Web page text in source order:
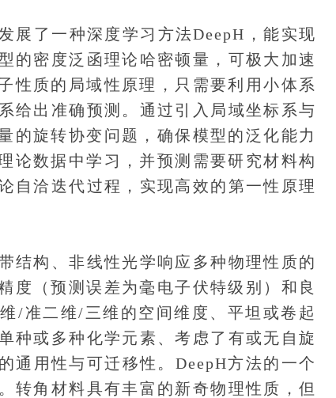
了一种深度学习方法DeepH，能实现
的密度泛函理论哈密顿量，可极大加速
性质的局域性原理，只需要利用小体系
给出准确预测。通过引入局域坐标系与
的旋转协变问题，确保模型的泛化能力
论数据中学习，并预测需要研究材料构
自洽迭代过程，实现高效的第一性原理
构、非线性光学响应多种物理性质的
度（预测误差为毫电子伏特级别）和良
/准二维/三维的空间维度、平坦或卷起
种或多种化学元素、考虑了有或无自旋
通用性与可迁移性。DeepH方法的一个
转角材料具有丰富的新奇物理性质，但